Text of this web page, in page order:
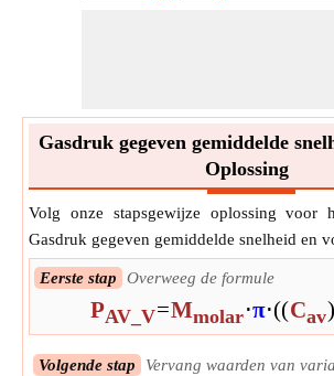
Gasdruk gegeven gemiddelde
Oplossing
Volg onze stapsgewijze oplossing voor
Gasdruk gegeven gemiddelde snelheid en
Eerste stap Overweeg de formule
PAV_V=Mmolar⋅π⋅((Cav)
Volgende stap Vervang waarden van